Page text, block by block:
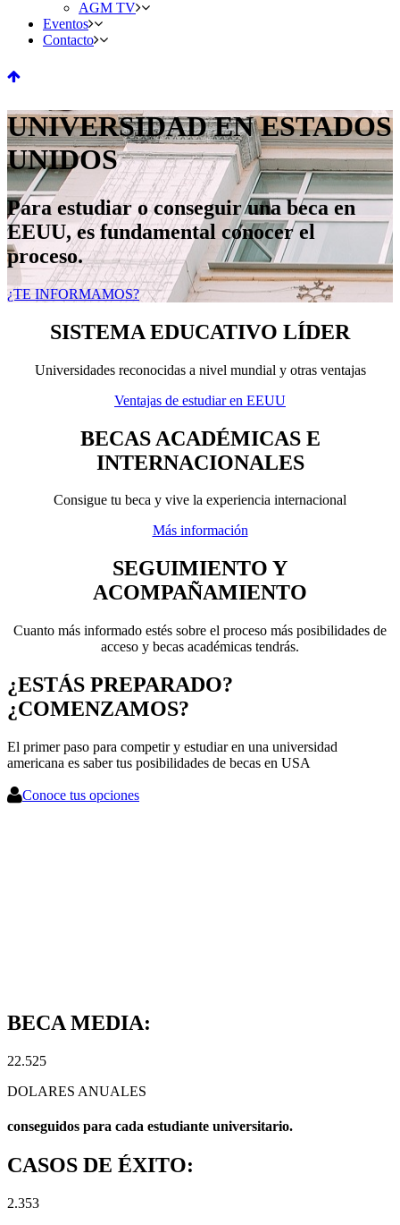
AGM TV
Eventos
Contacto
UNIVERSIDAD EN ESTADOS
UNIDOS
Para estudiar o conseguir una beca en
EEUU, es fundamental conocer el
proceso.
¿TE INFORMAMOS?
SISTEMA EDUCATIVO LÍDER
Universidades reconocidas a nivel mundial y otras ventajas
Ventajas de estudiar en EEUU
BECAS ACADÉMICAS E
INTERNACIONALES
Consigue tu beca y vive la experiencia internacional
Más información
SEGUIMIENTO Y
ACOMPAÑAMIENTO
Cuanto más informado estés sobre el proceso más posibilidades de
acceso y becas académicas tendrás.
¿ESTÁS PREPARADO?
¿COMENZAMOS?
El primer paso para competir y estudiar en una universidad
americana es saber tus posibilidades de becas en USA
Conoce tus opciones
BECA MEDIA:
22.525
DOLARES ANUALES
conseguidos para cada estudiante universitario.
CASOS DE ÉXITO:
2.353